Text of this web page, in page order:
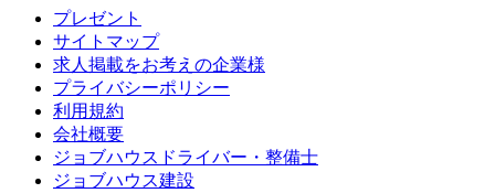
プレゼント
サイトマップ
求人掲載をお考えの企業様
プライバシーポリシー
利用規約
会社概要
ジョブハウスドライバー・整備士
ジョブハウス建設